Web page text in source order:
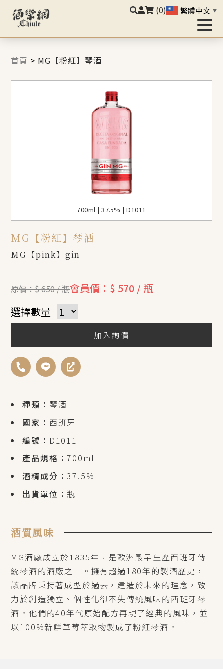
(0) 繁體中文 ▼
首頁 > MG【粉紅】琴酒
700ml | 37.5% | D1011
MG【粉紅】琴酒
MG【pink】gin
種類： 琴酒
國家： 西班牙
編號： D1011
產品規格：700ml
酒精成分：37.5%
出貨單位：瓶
原價：$ 650 / 瓶會員價：$ 570 / 瓶
選擇數量
加入詢價
酒質風味
MG酒廠成立於1835年，是歐洲最早生產西班牙傳
統琴酒的酒廠之一。擁有超過180年的製酒歷史，
該品牌秉持著成型於過去，建造於未來的理念，致
力於創造獨立、個性化卻不失傳統風味的西班牙琴
酒。他們的40年代原始配方再現了經典的風味，並
以100%新鮮草莓萃取物製成了粉紅琴酒。